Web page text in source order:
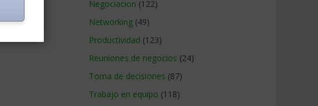
Negociacion (122)
Networking (49)
Productividad (123)
Reuniones de negocios (24)
Toma de decisiones (87)
Trabajo en equipo (118)